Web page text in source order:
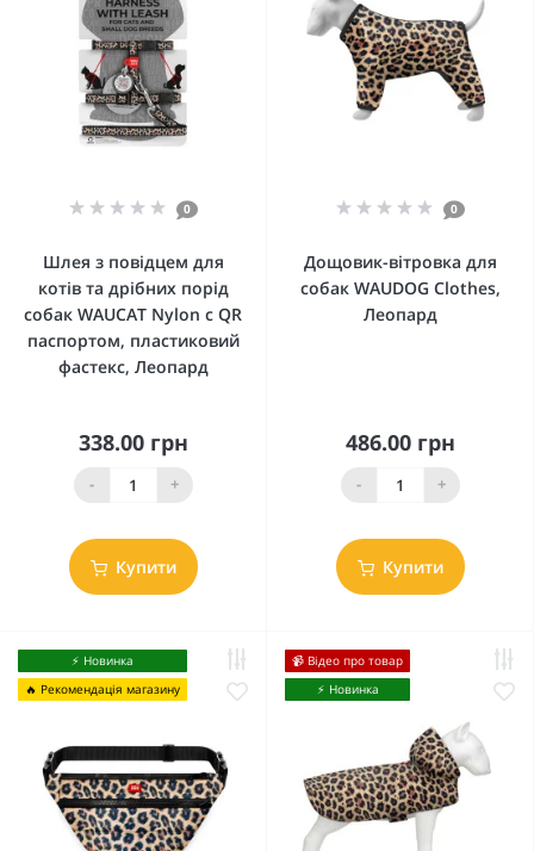
0
Шлея з повідцем для
котів та дрібних порід
собак WAUCAT Nylon c QR
паспортом, пластиковий
фастекс, Леопард
338.00 грн
- +
Купити
0
Дощовик-вітровка для
собак WAUDOG Clothes,
Леопард
486.00 грн
- +
Купити
⚡️ Новинка
🔥 Рекомендація магазину
📹 Відео про товар
⚡️ Новинка